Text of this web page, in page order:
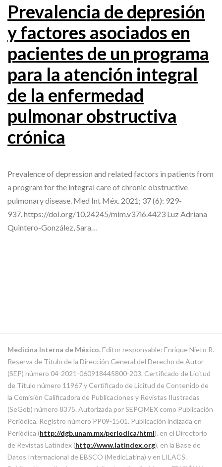
Prevalencia de depresión
y factores asociados en
pacientes de un programa
para la atención integral
de la enfermedad
pulmonar obstructiva
crónica
Prevalence of depression and related factors in patients from
a program for the integral care of chronic obstructive
pulmonary disease. Med Int Méx. 2021; 37 (6): 929-
937. https://doi.org/10.24245/mim.v37i6.4423 Luz Adriana
Quintero-González, Sara…
Medicina Interna de México.Editor responsable: Enrique Nieto R.
Reserva de Título de la Dirección General del Derecho de Autor
(SEP) número 04-2021-060918445800-203. Certificado de Licitud
de Título número 11967 y Certificado de Licitud de Contenido de
la Comisión Calificadora de Publicaciones y Revistas Ilustradas
(SeGob) número 8375. Autorizada por SEPOMEX como Publicación
Periódica. Registro número PP09-1501. Publicación indizada en
Periódica (http://dgb.unam.mx/periodica/html), en el Directorio
de Revistas Latindex (http://www.latindex.org), en la Base de
Datos Internacional de EBSCO (MedicLatina) y en LILACS.